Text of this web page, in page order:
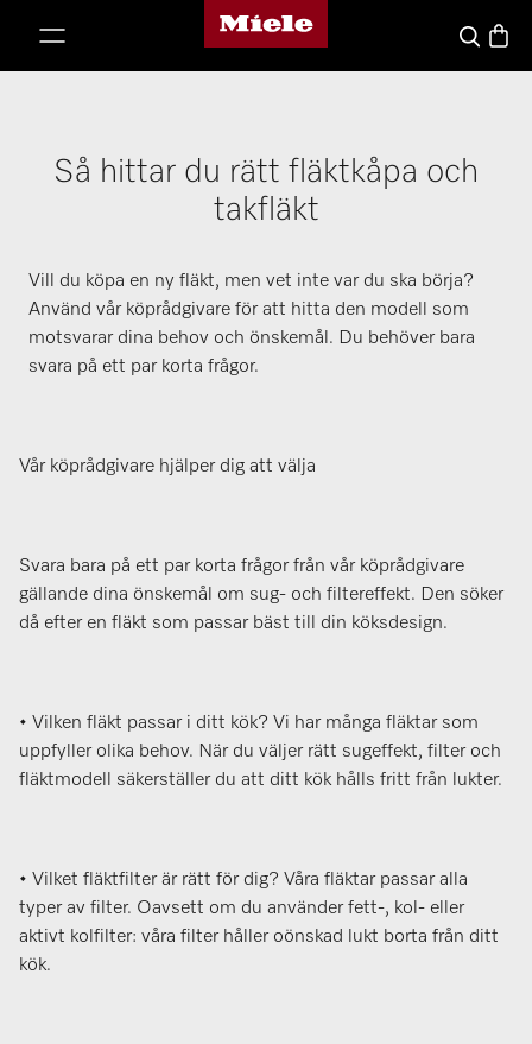
Mieles hemsida
Sök
Så hittar du rätt fläktkåpa och
takfläkt
Vill du köpa en ny fläkt, men vet inte var du ska börja?
Använd vår köprådgivare för att hitta den modell som
motsvarar dina behov och önskemål. Du behöver bara
svara på ett par korta frågor.
Vår köprådgivare hjälper dig att välja
Svara bara på ett par korta frågor från vår köprådgivare
gällande dina önskemål om sug- och filtereffekt. Den söker
då efter en fläkt som passar bäst till din köksdesign.
• Vilken fläkt passar i ditt kök? Vi har många fläktar som
uppfyller olika behov. När du väljer rätt sugeffekt, filter och
fläktmodell säkerställer du att ditt kök hålls fritt från lukter.
• Vilket fläktfilter är rätt för dig? Våra fläktar passar alla
typer av filter. Oavsett om du använder fett-, kol- eller
aktivt kolfilter: våra filter håller oönskad lukt borta från ditt
kök.